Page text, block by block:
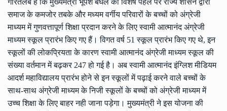
गौरतलब है कि मुख्यमंत्री भूपेश बघेल की विशेष पहल पर राज्य शासन द्वारा
समाज के कमजोर तबके और मध्यम वर्गीय परिवारों के बच्चों को अंग्रेजी
माध्यम में गुणवत्तापूर्ण शिक्षा प्रदान करने के लिए स्वामी आत्मानंद अंग्रेजी
माध्यम स्कूल प्रारंभ किए गए हैं। विगत वर्ष 51 स्कूल प्रारंभ किए गए थे, इन
स्कूलों की लोकप्रियता के कारण स्वामी आत्मानंद अंग्रेजी माध्यम स्कूल की
संख्या वर्तमान में बढ़कर 247 हो गई है। अब स्वामी आत्मानंद इंग्लिश मीडियम
आदर्श महाविद्यालय प्रारंभ होने से इन स्कूलों में पढ़ाई करने वाले बच्चों के
साथ-साथ अंग्रेजी माध्यम के निजी स्कूलों के बच्चों को अंग्रेजी माध्यम में
उच्च शिक्षा के लिए बाहर नही जाना पड़ेगा। मुख्यमंत्री ने इस योजना की